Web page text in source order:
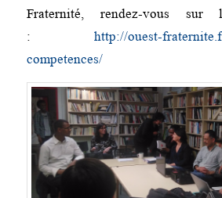
Fraternité, rendez-vous
:http://ouest-
competences/